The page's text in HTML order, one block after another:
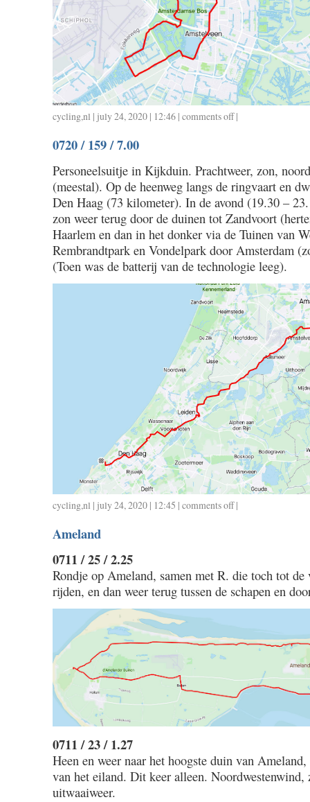
cycling,nl | july 24, 2020 | 12:46 | comments offon
/
1.24
|
0720 / 159 / 7.00
Personeelsuitje in Kijkduin. Prachtweer, zon,
(meestal). Op de heenweg langs de ringvaart en
Den Haag (73 kilometer). In de avond (19.30 –
zon weer terug door de duinen tot Zandvoort
Haarlem en dan in het donker via de Tuinen van
Rembrandtpark en Vondelpark door Amsterdam
(Toen was de batterij van de technologie leeg).
cycling,nl | july 24, 2020 | 12:45 | comments offon
7.00
|
Ameland
0711 / 25 / 2.25
Rondje op Ameland, samen met R. die toch tot
rijden, en dan weer terug tussen de schapen en
0711 / 23 / 1.27
Heen en weer naar het hoogste duin van
van het eiland. Dit keer alleen. Noordwestenwind,
uitwaaiweer.